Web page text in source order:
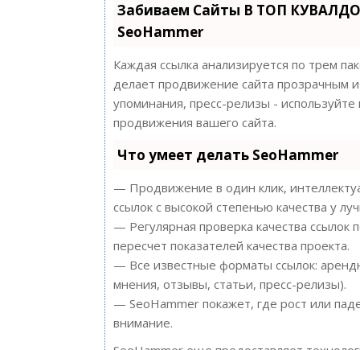
Забиваем Сайты В ТОП
SeoHammer
Каждая ссылка анализируется по трем
делает продвижение сайта прозрачным
упоминания, пресс-релизы -
продвижения вашего сайта.
Что умеет делать SeoHammer
— Продвижение в один клик,
ссылок с высокой степенью качества у
— Регулярная проверка качества
пересчет показателей качества проекта.
— Все известные форматы ссылок:
мнения, отзывы, статьи, пресс-релизы).
— SeoHammer покажет, где рост или
внимание.